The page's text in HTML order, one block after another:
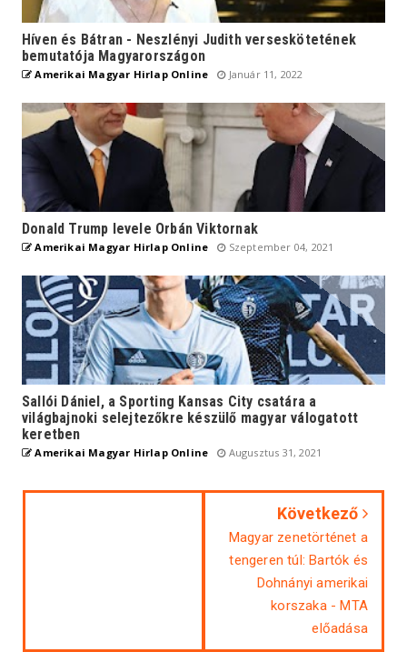
Híven és Bátran - Neszlényi Judith verseskötetének
bemutatója Magyarországon
Amerikai Magyar Hirlap Online Január 11, 2022
Donald Trump levele Orbán Viktornak
Amerikai Magyar Hirlap Online Szeptember 04, 2021
Sallói Dániel, a Sporting Kansas City csatára a
világbajnoki selejtezőkre készülő magyar válogatott
keretben
Amerikai Magyar Hirlap Online Augusztus 31, 2021
Következő
Magyar zenetörténet a
tengeren túl: Bartók és
Dohnányi amerikai
korszaka - MTA
előadása